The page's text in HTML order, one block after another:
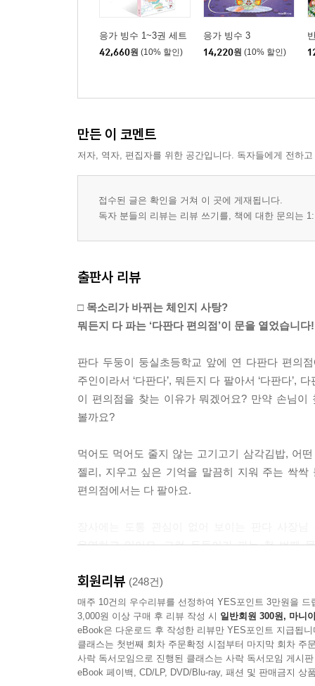
응가 빙수 1~3권 세트
42,660원 (10% 할인)
응가 빙수 3
14,220원 (10% 할인)
만든 이 코멘트
저자, 역자, 편집자를 위한 공간입니다. 독자들에게 전하
접수된 글은 확인을 거쳐 이 곳에 게재됩니다.
독자 분들의 리뷰는 리뷰 쓰기를, 책에 대한 문의는
출판사 리뷰
□ 목소리가 바뀌는 체인지 사탕?
뭐든지 다 파는 ‘다판다 편의점’이 문을 열었습니다!
판다 두둥이 둥실초등학교 앞에 연 다판다 편의
주인이라서 ‘다판다’, 뭐든지 다 팔아서 ‘다판다’,
이 편의점을 찾는 이유가 뭐겠어요? 만약 손님
볼까요?
먹어도 먹어도 줄지 않는 고기고기 삼각김밥, 어
젤리, 지우고 싶은 기억을 말끔히 지워 주는 싹
편의점에서는 다 팔아요.
운영하고 있어요. 그런 두둥이가 파는 첫 번째
볼까요?
□ 다판다 편의점에 놀러 온 첫 번째 손님은?
신나는 판다와 뻔뻔한 어린이의 만남!
둥실초 아이들은 다 알고 있어요. 다판다 편의
회원리뷰 (248건)
매주 10건의 우수리뷰를 선정하여 YES포인트 3만원을 드
3,000원 이상 구매 후 리뷰 작성 시 일반회원 300원, 마니
eBook은 다운로드 후 작성한 리뷰만 YES포인트 지급됩니
클래스는 첫번째 회차 주문확정 시점부터 마지막 회차 주
사락 독서모임으로 진행된 클래스는 사락 독서모임 게시
eBook 페이백, CD/LP, DVD/Blu-ray, 패션 및 판매금지 상